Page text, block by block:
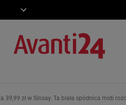
39,99 zł w Sinsay. Ta biała spódnica midi